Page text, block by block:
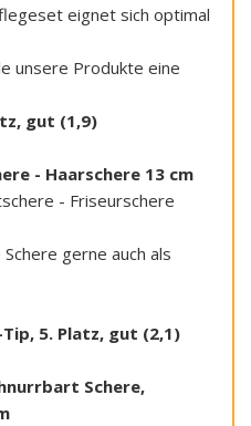
eignet sich optimal
unsere Produkte eine
gut (1,9)
- Haarschere 13 cm
- Friseurschere
gerne auch als
5. Platz, gut (2,1)
Schere,